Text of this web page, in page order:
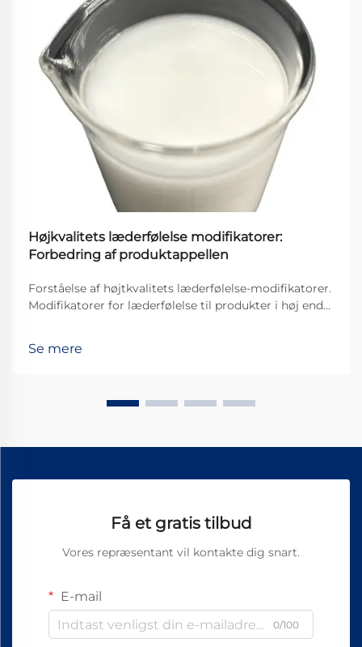
Højkvalitets læderfølelse modifikatorer:
Forbedring af produktappellen
Forståelse af højtkvalitets læderfølelse-modifikatorer.
Modifikatorer for læderfølelse til produkter i høj ende
at røre ved og se pænere ud i det hele taget. Disse
Se mere
Få et gratis tilbud
Vores repræsentant vil kontakte dig snart.
E-mail
0/100